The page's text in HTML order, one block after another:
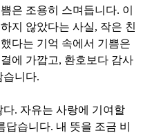
은 조용히 스며듭니다. 이
지 않았다는 사실, 작은 친
다는 기억 속에서 기쁨은
에 가깝고, 환호보다 감사
습니다.
다. 자유는 사랑에 기여할
답습니다. 내 뜻을 조금 비